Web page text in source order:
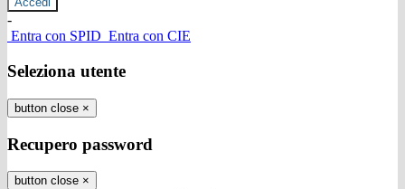
-
Entra con SPID Entra con CIE
Seleziona utente
button close ×
Recupero password
button close ×